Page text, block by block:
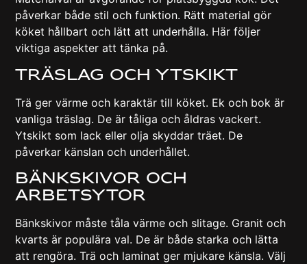
påverkar både stil och funktion. Rätt material gör
köket hållbart och lätt att underhålla. Här följer
viktiga aspekter att tänka på.
Träslag Och Ytskikt
Trä ger värme och karaktär till köket. Ek och bok är
vanliga träslag. De är tåliga och åldras vackert.
Ytskikt som lack eller olja skyddar träet. De
påverkar känslan och underhållet.
Bänkskivor Och
Arbetsytor
Bänkskivor måste tåla värme och slitage. Granit och
kvarts är populära val. De är både starka och lätta
att rengöra. Trä och laminat ger mjukare känsla. Välj